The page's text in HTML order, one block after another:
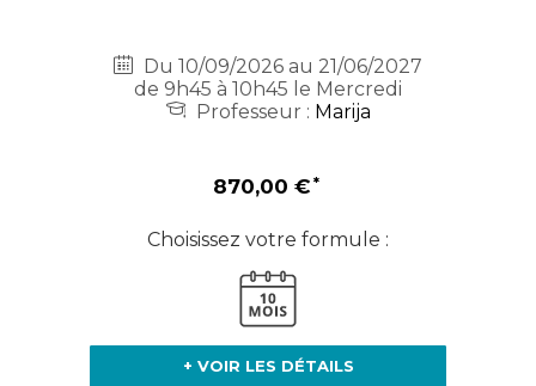
Du 10/09/2026 au 21/06/2027
de 9h45 à 10h45 le Mercredi
Professeur : Marija
870,00 €
Choisissez votre formule :
+ VOIR LES DÉTAILS